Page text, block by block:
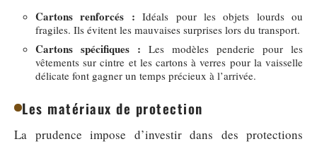
Cartons renforcés : Idéals pour les objets lourds ou
fragiles. Ils évitent les mauvaises surprises lors du transport.
Cartons spécifiques : Les modèles penderie pour les
vêtements sur cintre et les cartons à verres pour la vaisselle
délicate font gagner un temps précieux à l’arrivée.
Les matériaux de protection
La prudence impose d’investir dans des protections